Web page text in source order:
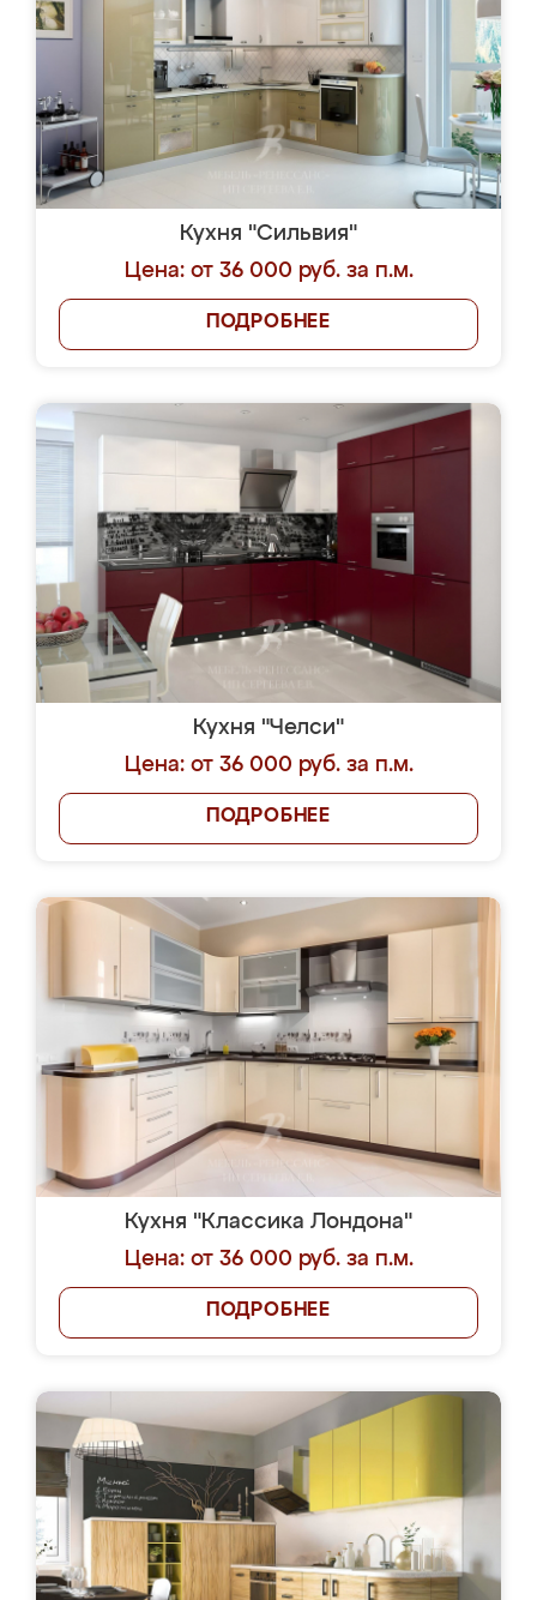
Кухня "Сильвия"
Цена: от 36 000 руб. за п.м.
ПОДРОБНЕЕ
Кухня "Челси"
Цена: от 36 000 руб. за п.м.
ПОДРОБНЕЕ
Кухня "Классика Лондона"
Цена: от 36 000 руб. за п.м.
ПОДРОБНЕЕ